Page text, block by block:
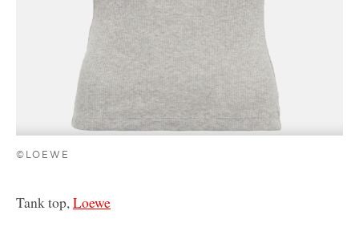
©LOEWE
Tank top,Loewe